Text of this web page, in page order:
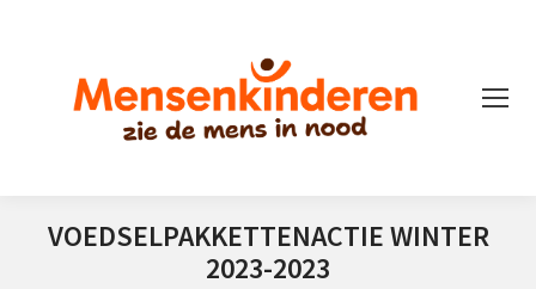
VOEDSELPAKKETTENACTIE WINTER
2023-2023